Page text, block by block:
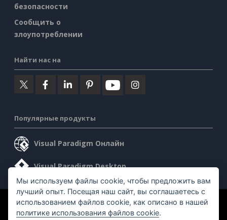
безопасности
Сообщить о
злоупотреблении
Найти нас на
Популярные продукты
Visual Paradigm Онлайн
Visual Paradigm Desktop
©2026 by Visual Paradigm. Все права защищены.
Мы используем файлы cookie, чтобы предложить вам
лучший опыт. Посещая наш сайт, вы соглашаетесь с
использованием файлов cookie, как описано в нашей
политике использования файлов cookie.